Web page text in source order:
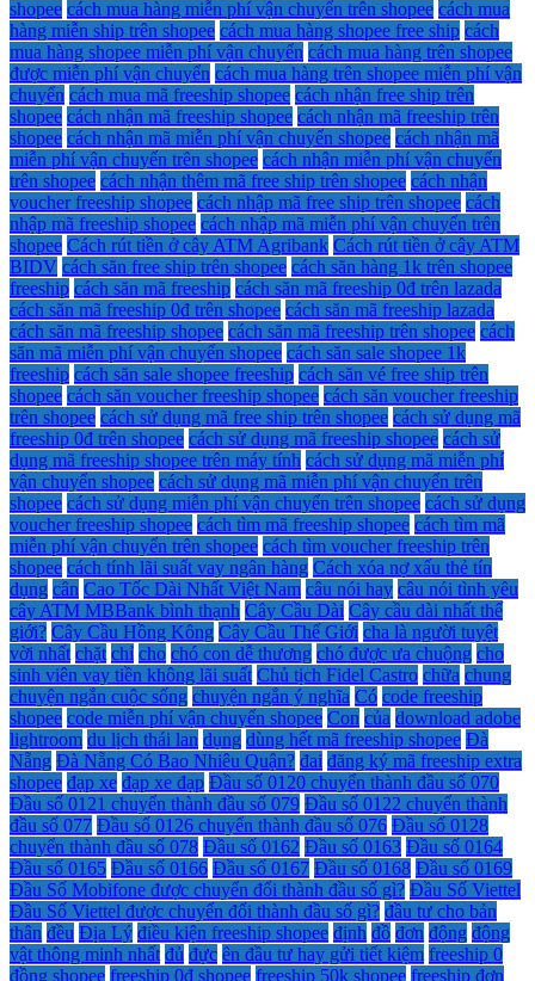
shopee cách mua hàng miễn phí vận chuyển trên shopee cách mua
hàng miễn ship trên shopee cách mua hàng shopee free ship cách
mua hàng shopee miễn phí vận chuyển cách mua hàng trên shopee
được miễn phí vận chuyển cách mua hàng trên shopee miễn phí vận
chuyển cách mua mã freeship shopee cách nhận free ship trên
shopee cách nhận mã freeship shopee cách nhận mã freeship trên
shopee cách nhận mã miễn phí vận chuyển shopee cách nhận mã
miễn phí vận chuyển trên shopee cách nhận miễn phí vận chuyển
trên shopee cách nhận thêm mã free ship trên shopee cách nhận
voucher freeship shopee cách nhập mã free ship trên shopee cách
nhập mã freeship shopee cách nhập mã miễn phí vận chuyển trên
shopee Cách rút tiền ở cây ATM Agribank Cách rút tiền ở cây ATM
BIDV cách săn free ship trên shopee cách săn hàng 1k trên shopee
freeship cách săn mã freeship cách săn mã freeship 0đ trên lazada
cách săn mã freeship 0đ trên shopee cách săn mã freeship lazada
cách săn mã freeship shopee cách săn mã freeship trên shopee cách
săn mã miễn phí vận chuyển shopee cách săn sale shopee 1k
freeship cách săn sale shopee freeship cách săn vé free ship trên
shopee cách săn voucher freeship shopee cách săn voucher freeship
trên shopee cách sử dụng mã free ship trên shopee cách sử dụng mã
freeship 0đ trên shopee cách sử dụng mã freeship shopee cách sử
dụng mã freeship shopee trên máy tính cách sử dụng mã miễn phí
vận chuyển shopee cách sử dụng mã miễn phí vận chuyển trên
shopee cách sử dụng miễn phí vận chuyển trên shopee cách sử dụng
voucher freeship shopee cách tìm mã freeship shopee cách tìm mã
miễn phí vận chuyển trên shopee cách tìm voucher freeship trên
shopee cách tính lãi suất vay ngân hàng Cách xóa nợ xấu thẻ tín
dụng cân Cao Tốc Dài Nhất Việt Nam câu nói hay câu nói tình yêu
cây ATM MBBank bình thạnh Cây Cầu Dài Cây cầu dài nhất thế
giới? Cây Cầu Hồng Kông Cây Cầu Thế Giới cha là người tuyệt
vời nhất chặt chỉ cho chó con dễ thương chó được ưa chuộng cho
sinh viên vay tiền không lãi suất Chủ tịch Fidel Castro chữa chung
chuyện ngắn cuộc sống chuyện ngắn ý nghĩa Có code freeship
shopee code miễn phí vận chuyển shopee Con của download adobe
lightroom du lịch thái lan dụng dùng hết mã freeship shopee Đà
Nẵng Đà Nẵng Có Bao Nhiêu Quận? đai đăng ký mã freeship extra
shopee đạp xe đạp xe đạp Đầu số 0120 chuyển thành đầu số 070
Đầu số 0121 chuyển thành đầu số 079 Đầu số 0122 chuyển thành
đầu số 077 Đầu số 0126 chuyển thành đầu số 076 Đầu số 0128
chuyển thành đầu số 078 Đầu số 0162 Đầu số 0163 Đầu số 0164
Đầu số 0165 Đầu số 0166 Đầu số 0167 Đầu số 0168 Đầu số 0169
Đầu Số Mobifone được chuyển đổi thành đầu số gì? Đầu Số Viettel
Đầu Số Viettel được chuyển đổi thành đầu số gì? đầu tư cho bản
thân đều Địa Lý điều kiện freeship shopee định đồ đơn động động
vật thông minh nhất đủ đực ên đầu tư hay gửi tiết kiệm freeship 0
đồng shopee freeship 0đ shopee freeship 50k shopee freeship đơn